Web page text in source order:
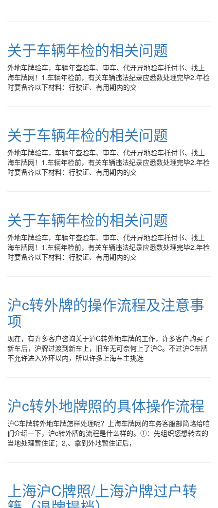
关于车辆年检的相关问题
外地车牌验车，车辆年查验车、审车、代开异地验车托付书、找上
海车牌网！1.车辆年检前，有关车辆违法纪录应悉数处理完毕2.年检
时要备齐以下材料：行驶证、有用期内的交
关于车辆年检的相关问题
外地车牌验车，车辆年查验车、审车、代开异地验车托付书、找上
海车牌网！1.车辆年检前，有关车辆违法纪录应悉数处理完毕2.年检
时要备齐以下材料：行驶证、有用期内的交
关于车辆年检的相关问题
外地车牌验车，车辆年查验车、审车、代开异地验车托付书、找上
海车牌网！1.车辆年检前，有关车辆违法纪录应悉数处理完毕2.年检
时要备齐以下材料：行驶证、有用期内的交
沪c转外牌的操作流程及注意事
项
现在，有许多客户咨询关于沪C转外地车牌的工作，许多客户购买了
新车后，沪牌过渡到新车上，旧车无可奈何上了沪C。不过沪C车牌
不允许进入外环以内，所以许多上海车主挑选
沪c转外地牌照的具体操作流程
沪C车牌转外地车牌怎样处理呢？上海车牌网的车务客服部简略给咱
们介绍一下，沪c转外牌的流程是什么样的。①：先组织您想转去的
当地处理暂住证；2,、拿到外地暂住证后，
上海沪C牌照/上海沪牌过户转